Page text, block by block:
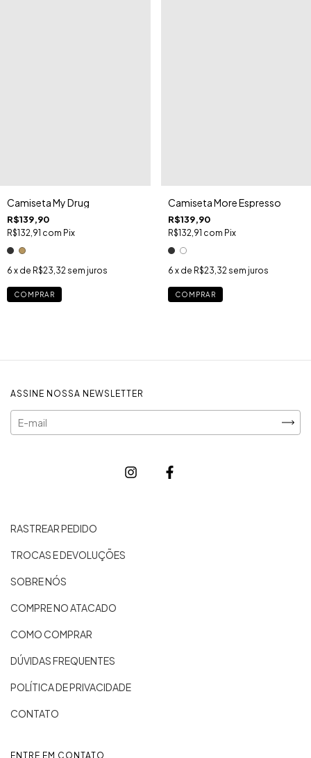
Camiseta My Drug
R$139,90
R$132,91 com Pix
6 x de R$23,32 sem juros
COMPRAR
Camiseta More Espresso
R$139,90
R$132,91 com Pix
6 x de R$23,32 sem juros
COMPRAR
ASSINE NOSSA NEWSLETTER
RASTREAR PEDIDO
TROCAS E DEVOLUÇÕES
SOBRE NÓS
COMPRE NO ATACADO
COMO COMPRAR
DÚVIDAS FREQUENTES
POLÍTICA DE PRIVACIDADE
CONTATO
ENTRE EM CONTATO